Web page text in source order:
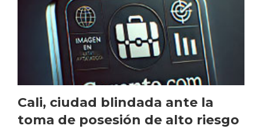
Cali, ciudad blindada ante la
toma de posesión de alto riesgo